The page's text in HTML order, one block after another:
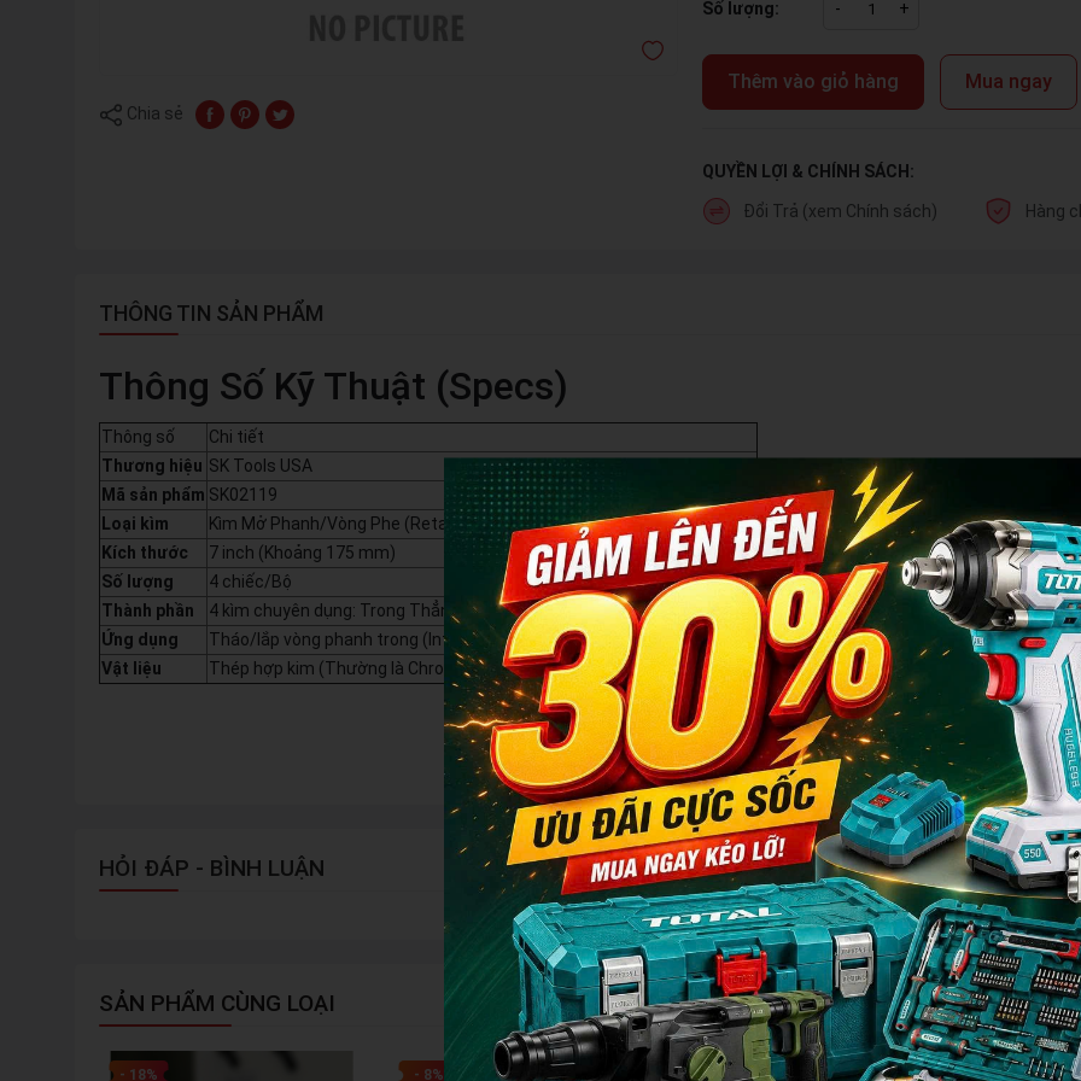
Chia sẻ
Số lượng: - +
Thêm vào giỏ hàng Mua ngay
QUYỀN LỢI & CHÍNH SÁCH:
Đổi Trả (xem Chính sách) Hàng
THÔNG TIN SẢN PHẨM
Thông Số Kỹ Thuật (Specs)
Thông số
Chi tiết
Thương hiệu SK Tools USA
Mã sản phẩm SK02119
Loại kìm
Kìm Mở Phanh/Vòng Phe (Retaining Ring Pliers/Circlip Pliers)
Kích thước
7 inch (Khoảng 175 mm)
Số lượng
4 chiếc/Bộ
Thành phần
4 kìm chuyên dụng: Trong Thẳng, Trong Cong, Ngoài Thẳng, Ngoài Cong
Ứng dụng
Tháo/lắp vòng phanh trong (Internal) và ngoài (External)
Vật liệu
Thép hợp kim (Thường là Chrome Molybdenum hoặc tương đương)
HỎI ĐÁP - BÌNH LUẬN
SẢN PHẨM CÙNG LOẠI
- 18% - 8% - 23% - 8%